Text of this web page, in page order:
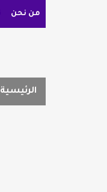
من نحن
الرئيسية